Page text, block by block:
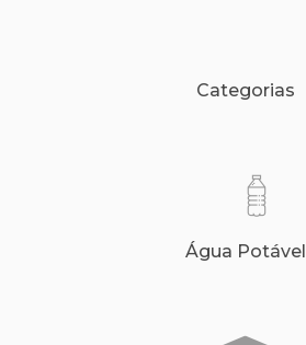
Categorias
Água Potável